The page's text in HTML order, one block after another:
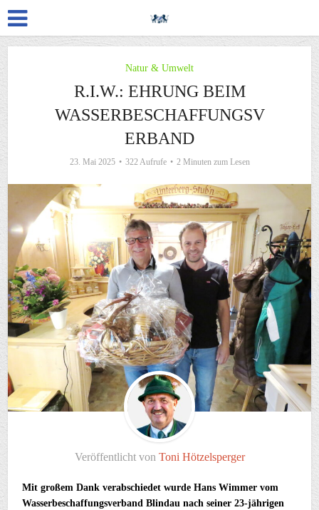
Natur & Umwelt
R.I.W.: EHRUNG BEIM
WASSERBESCHAFFUNGSV
ERBAND
23. Mai 2025 322 Aufrufe 2 Minuten zum Lesen
Veröffentlicht von Toni Hötzelsperger
Mit großem Dank verabschiedet wurde Hans Wimmer vom
Wasserbeschaffungsverband Blindau nach seiner 23-jährigen